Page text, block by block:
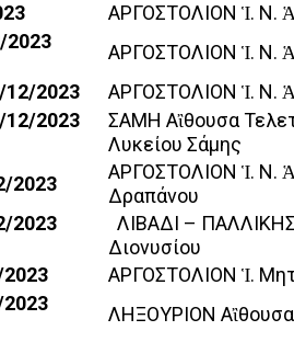
ΑΡΓΟΣΤΟΛΙΟΝ Ἱ. Ν.
2023
ΑΡΓΟΣΤΟΛΙΟΝ Ἱ. Ν.
12/2023 ΑΡΓΟΣΤΟΛΙΟΝ Ἱ. Ν.
12/2023
ΣΑΜΗ Αἲθουσα
Λυκείου Σάμης
2023
ΑΡΓΟΣΤΟΛΙΟΝ Ἱ. Ν.
Δραπάνου
2023
ΛΙΒΑΔΙ –
Διονυσίου
ΑΡΓΟΣΤΟΛΙΟΝ Ἱ.
ΛΗΞΟΥΡΙΟΝ